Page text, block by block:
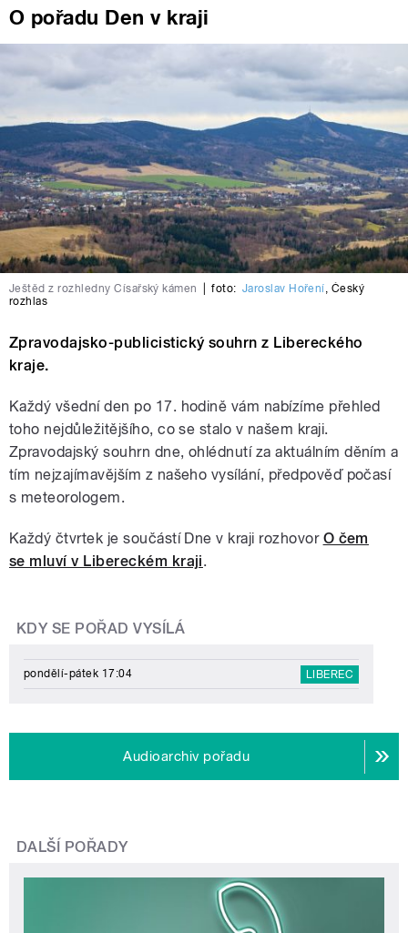
O pořadu Den v kraji
Ještěd z rozhledny Císařský kámen foto: Jaroslav Hoření, Český
rozhlas
Zpravodajsko-publicistický souhrn z Libereckého
kraje.
Každý všední den po 17. hodině vám nabízíme přehled
toho nejdůležitějšího, co se stalo v našem kraji.
Zpravodajský souhrn dne, ohlédnutí za aktuálním děním a
tím nejzajímavějším z našeho vysílání, předpověď počasí
s meteorologem.
Každý čtvrtek je součástí Dne v kraji rozhovor O čem
se mluví v Libereckém kraji.
KDY SE POŘAD VYSÍLÁ
pondělí-pátek 17:04 LIBEREC
Audioarchiv pořadu
DALŠÍ POŘADY